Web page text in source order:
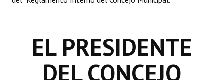
INSTITUCIONAL
Noticias Destacadas
Registros y Distinciones
EL PRESIDENTE
DEL CONCEJO